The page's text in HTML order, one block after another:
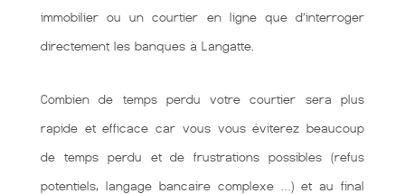
immobilier ou un courtier en ligne que d’interroger
directement les banques à Langatte.
Combien de temps perdu votre courtier sera plus
rapide et efficace car vous vous éviterez beaucoup
de temps perdu et de frustrations possibles (refus
potentiels, langage bancaire complexe …) et au final